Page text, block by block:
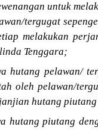
untuk
tergugat
melakukan
Tenggara;
hutang pelawan/
oleh pelawan/
hutang
hutang piutang